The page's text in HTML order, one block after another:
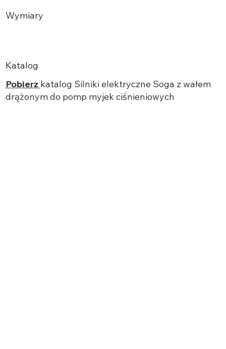
Wymiary
Katalog
Pobierz katalog Silniki elektryczne Soga z wałem
drążonym do pomp myjek ciśnieniowych